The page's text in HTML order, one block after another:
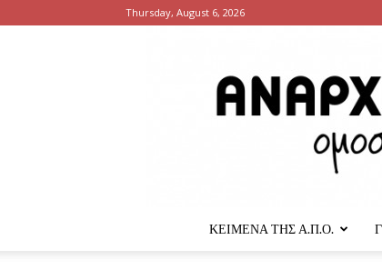
Thursday, August 6, 2026
ΚΕΙΜΕΝΑ ΤΗΣ Α.Π.Ο.